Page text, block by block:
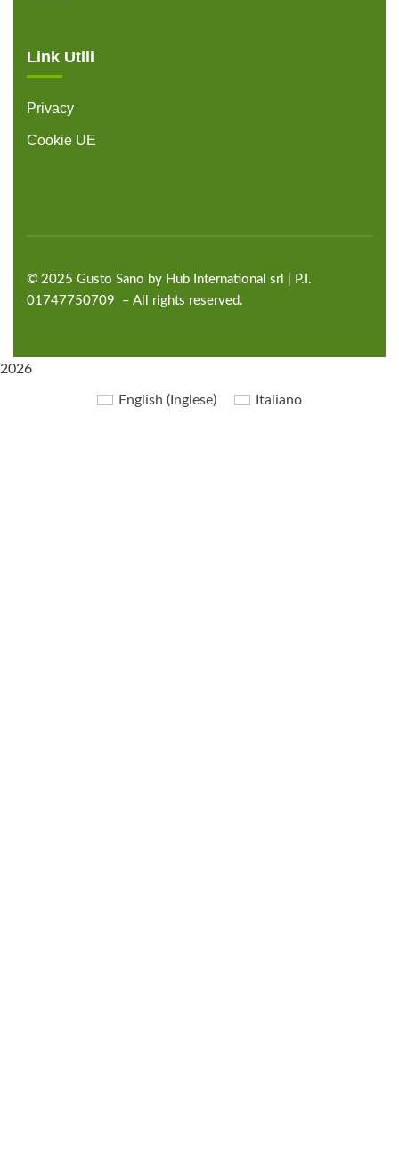
Link Utili
Privacy
Cookie UE
© 2025 Gusto Sano by Hub International srl | P.I.
01747750709 – All rights reserved.
2026
English ( Inglese) Italiano